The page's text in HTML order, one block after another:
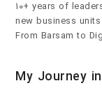
10+ years of
new business units
From Barsam to
My Journey